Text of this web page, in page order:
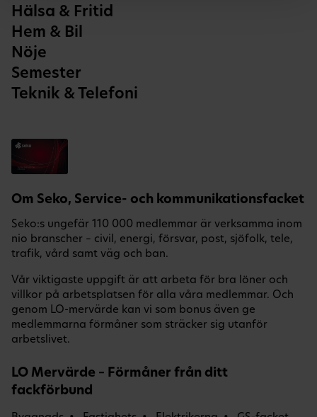
Hälsa & Fritid
Hem & Bil
Nöje
Semester
Teknik & Telefoni
Om Seko, Service- och kommunikationsfacket
Seko:s ungefär 110 000 medlemmar är verksamma inom
nio branscher – civil, energi, försvar, post, sjöfolk, tele,
trafik, vård samt väg och ban.
Vår viktigaste uppgift är att arbeta för bra löner och
villkor på arbetsplatsen för alla våra medlemmar. Och
genom LO-mervärde kan vi som bonus även ge
medlemmarna förmåner som sträcker sig utanför
arbetslivet.
LO Mervärde – Förmåner från ditt
fackförbund